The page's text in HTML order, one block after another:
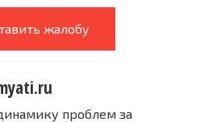
жалобу
проблем за